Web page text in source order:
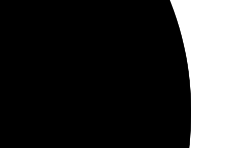
который радует!
свои изображения, и они сделали всё точно
снова.